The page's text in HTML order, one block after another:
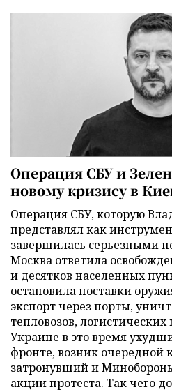
Операция СБУ и
новому кризису в
Операция СБУ, которую
представлял как
завершилась серьезными
Москва ответила
и десятков населенных
остановила поставки
экспорт через порты,
тепловозов,
Украине в это время
фронте, возник очередной
затронувший и
акции протеста. Так чего